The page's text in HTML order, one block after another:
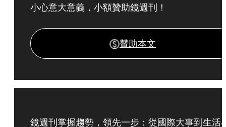
小心意大意義，小額贊助鏡週刊！
贊助本文
鏡週刊掌握趨勢，領先一步：從國際大事到生活